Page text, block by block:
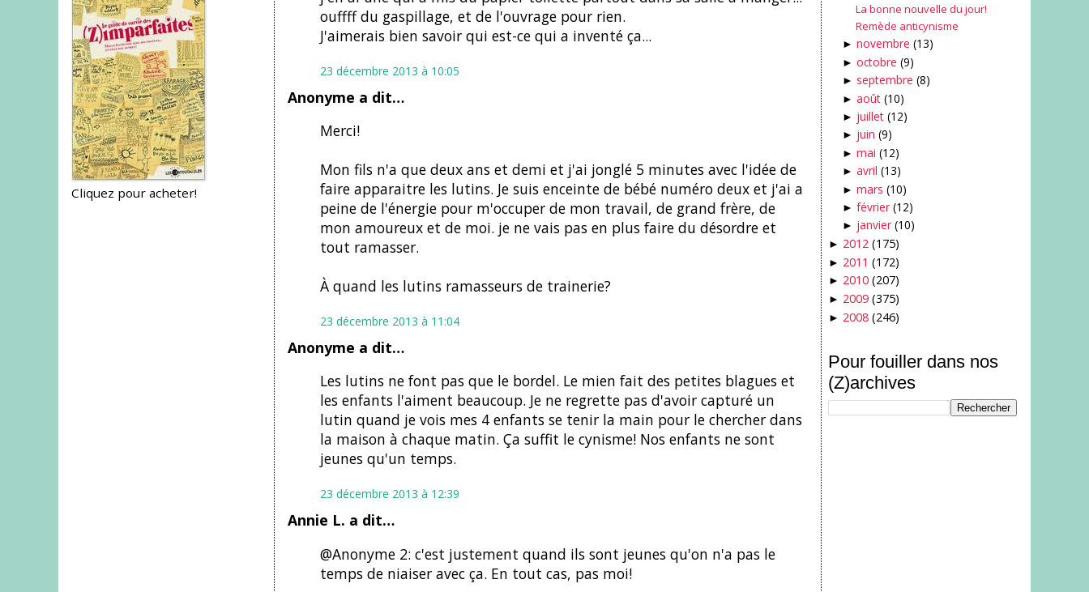
Cliquez pour acheter!
ouffff du gaspillage, et de l'ouvrage pour rien.
J'aimerais bien savoir qui est-ce qui a inventé ça...
23 décembre 2013 à 10:05
Anonyme a dit…
Merci!
Mon fils n'a que deux ans et demi et j'ai jonglé 5 minutes avec l'idée de
faire apparaitre les lutins. Je suis enceinte de bébé numéro deux et j'ai a
peine de l'énergie pour m'occuper de mon travail, de grand frère, de
mon amoureux et de moi. je ne vais pas en plus faire du désordre et
tout ramasser.
À quand les lutins ramasseurs de trainerie?
23 décembre 2013 à 11:04
Anonyme a dit…
Les lutins ne font pas que le bordel. Le mien fait des petites blagues et
les enfants l'aiment beaucoup. Je ne regrette pas d'avoir capturé un
lutin quand je vois mes 4 enfants se tenir la main pour le chercher dans
la maison à chaque matin. Ça suffit le cynisme! Nos enfants ne sont
jeunes qu'un temps.
23 décembre 2013 à 12:39
Annie L. a dit…
@Anonyme 2: c'est justement quand ils sont jeunes qu'on n'a pas le
temps de niaiser avec ça. En tout cas, pas moi!
La bonne nouvelle du jour!
Remède anticynisme
► novembre (13)
► octobre (9)
► septembre (8)
► août (10)
► juillet (12)
► juin (9)
► mai (12)
► avril (13)
► mars (10)
► février (12)
► janvier (10)
► 2012 (175)
► 2011 (172)
► 2010 (207)
► 2009 (375)
► 2008 (246)
Pour fouiller dans nos
(Z)archives